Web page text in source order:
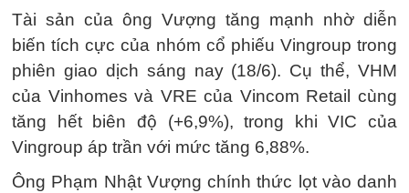
Tài sản của ông Vượng tăng mạnh nhờ diễn
biến tích cực của nhóm cổ phiếu Vingroup trong
phiên giao dịch sáng nay (18/6). Cụ thể, VHM
của Vinhomes và VRE của Vincom Retail cùng
tăng hết biên độ (+6,9%), trong khi VIC của
Vingroup áp trần với mức tăng 6,88%.
Ông Phạm Nhật Vượng chính thức lọt vào danh